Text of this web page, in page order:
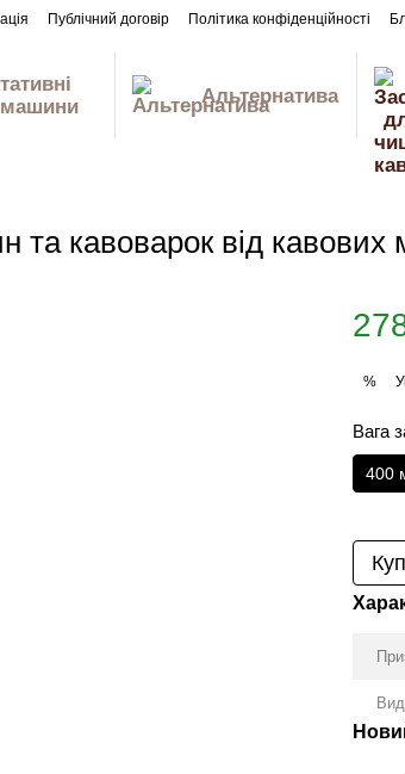
Публічний договір Політика конфіденційності
Альтернатива
кавоварок від кавових
%
Вага
400